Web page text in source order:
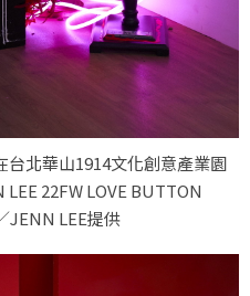
台北華山1914文化創意產業園
22FW LOVE BUTTON
JENN LEE提供